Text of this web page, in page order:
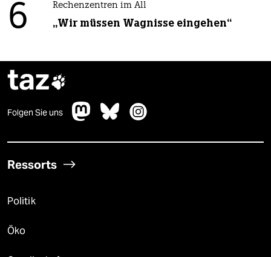
6 Rechenzentren im All
„Wir müssen Wagnisse eingehen“
taz
Folgen Sie uns
Ressorts
Politik
Öko